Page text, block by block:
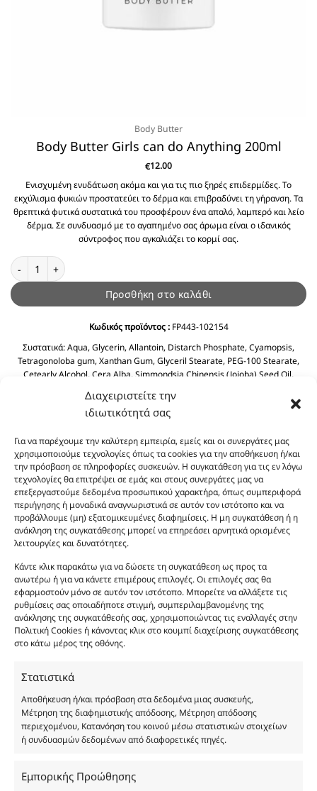
Διαχειριστείτε την
ιδιωτικότητά σας
Για να παρέχουμε την καλύτερη εμπειρία, εμείς και οι συνεργάτες μας
χρησιμοποιούμε τεχνολογίες όπως τα cookies για την αποθήκευση ή/και
την πρόσβαση σε πληροφορίες συσκευών. Η συγκατάθεση για τις εν λόγω
τεχνολογίες θα επιτρέψει σε εμάς και στους συνεργάτες μας να
επεξεργαστούμε δεδομένα προσωπικού χαρακτήρα, όπως συμπεριφορά
περιήγησης ή μοναδικά αναγνωριστικά σε αυτόν τον ιστότοπο και να
προβάλλουμε (μη) εξατομικευμένες διαφημίσεις. Η μη συγκατάθεση ή η
ανάκληση της συγκατάθεσης μπορεί να επηρεάσει αρνητικά ορισμένες
λειτουργίες και δυνατότητες.
Κάντε κλικ παρακάτω για να δώσετε τη συγκατάθεση ως προς τα
ανωτέρω ή για να κάνετε επιμέρους επιλογές. Οι επιλογές σας θα
εφαρμοστούν μόνο σε αυτόν τον ιστότοπο. Μπορείτε να αλλάξετε τις
ρυθμίσεις σας οποιαδήποτε στιγμή, συμπεριλαμβανομένης της
ανάκλησης της συγκατάθεσής σας, χρησιμοποιώντας τις εναλλαγές στην
Πολιτική Cookies ή κάνοντας κλικ στο κουμπί διαχείρισης συγκατάθεσης
στο κάτω μέρος της οθόνης.
Στατιστικά
Αποθήκευση ή/και πρόσβαση στα δεδομένα μιας συσκευής,
Μέτρηση της διαφημιστικής απόδοσης, Μέτρηση απόδοσης
περιεχομένου, Κατανόηση του κοινού μέσω στατιστικών στοιχείων
ή συνδυασμών δεδομένων από διαφορετικές πηγές.
Εμπορικής Προώθησης
Body Butter
Body Butter Girls can do Anything 200ml
€12.00
Ενισχυμένη ενυδάτωση ακόμα και για τις πιο ξηρές επιδερμίδες. Το
εκχύλισμα φυκιών προστατεύει το δέρμα και επιβραδύνει τη γήρανση. Τα
θρεπτικά φυτικά συστατικά του προσφέρουν ένα απαλό, λαμπερό και λείο
δέρμα. Σε συνδυασμό με το αγαπημένο σας άρωμα είναι ο ιδανικός
σύντροφος που αγκαλιάζει το κορμί σας.
Body Butter Girls can do Anything 200ml ποσότητα
Προσθήκη στο καλάθι
Κωδικός προϊόντος :FP443-102154
Συστατικά:Aqua, Glycerin, Allantoin, Distarch Phosphate, Cyamopsis,
Tetragonoloba gum, Xanthan Gum, Glyceril Stearate, PEG-100 Stearate,
Cetearly Alcohol, Cera Alba, Simmondsia Chinensis (Jojoba) Seed Oil,
Helianthus Annuus Seed Oil, Prunus Amygdalus Dulcis (Sweet Almond) Oil
Tocopheryl Acetate, Cyclopentasiloxane, Phenoxyethanol, Chlorphenesin
Οι φωτογραφίες των προϊόντων είναι ενδεικτικές
και δεν είναι προς πώληση το εικονιζόμενο προϊόν.
Σκοπός τους είναι η διευκόλυνση της επιλογής σας.
Σε καμία περίπτωση δεν αντιστοιχούν στα
αυθεντικά αρώματα και δεν ανταποκρίνονται στην
πραγματικότητα. Πρόθεση της επιχείρησης μας δεν
είναι η παραπλάνηση και η εξαπάτηση του
χύμα μορφή και είναι εμπνευσμένα από τα
αντίστοιχα αυθεντικά γνωστών οίκων. Οι
ονομασίες, οι εικόνες και τα σήματα των
προϊόντων αποτελούν αναφαίρετη και
κατοχυρωμένη εμπορικά ιδιοκτησία των
υπόκεινται σε πνευματικά δικαιώματα.